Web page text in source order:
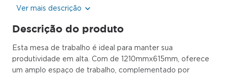
Ver mais descrição
Descrição do produto
Esta mesa de trabalho é ideal para manter sua
produtividade em alta. Com de 1210mmx615mm, oferece
um amplo espaço de trabalho, complementado por